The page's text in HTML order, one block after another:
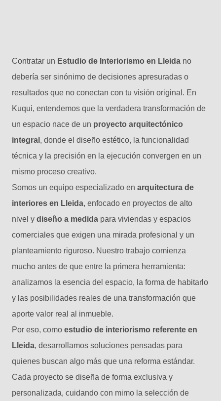
Contratar un Estudio de Interiorismo en Lleida no
debería ser sinónimo de decisiones apresuradas o
resultados que no conectan con tu visión original. En
Kuqui, entendemos que la verdadera transformación de
un espacio nace de un proyecto arquitectónico
integral , donde el diseño estético, la funcionalidad
técnica y la precisión en la ejecución convergen en un
mismo proceso creativo.
Somos un equipo especializado en arquitectura de
interiores en Lleida, enfocado en proyectos de alto
nivel y diseño a medida para viviendas y espacios
comerciales que exigen una mirada profesional y un
planteamiento riguroso. Nuestro trabajo comienza
mucho antes de que entre la primera herramienta:
analizamos la esencia del espacio, la forma de habitarlo
y las posibilidades reales de una transformación que
aporte valor real al inmueble.
Por eso, como estudio de interiorismo referente en
Lleida, desarrollamos soluciones pensadas para
quienes buscan algo más que una reforma estándar.
Cada proyecto se diseña de forma exclusiva y
personalizada, cuidando con mimo la selección de